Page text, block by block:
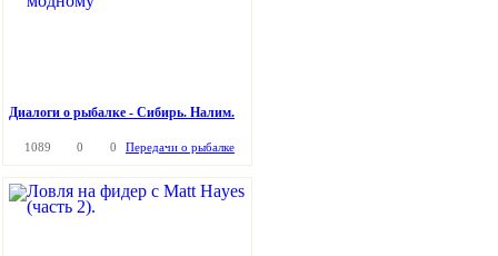
Диалоги о рыбалке - Сибирь. Налим.
1089 0 0 Передачи о рыбалке